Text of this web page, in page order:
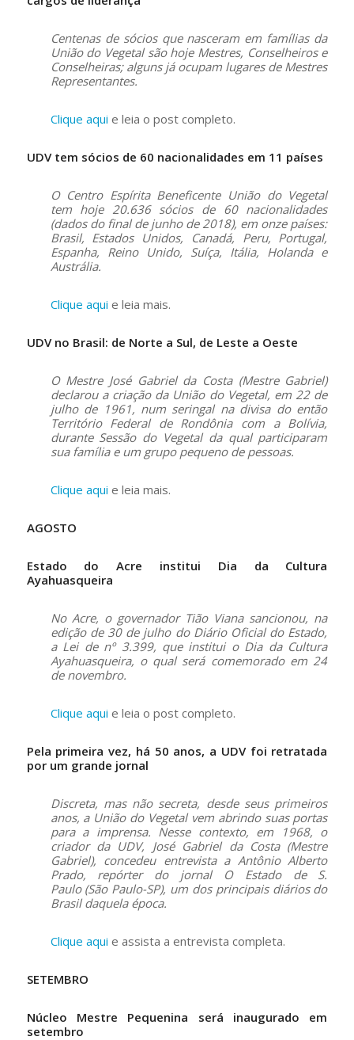
Centenas de sócios que nasceram em famílias da
União do Vegetal são hoje Mestres, Conselheiros e
Conselheiras; alguns já ocupam lugares de Mestres
Representantes.
Clique aqui e leia o post completo.
UDV tem sócios de 60 nacionalidades em 11 países
O Centro Espírita Beneficente União do Vegetal
tem hoje 20.636 sócios de 60 nacionalidades
(dados do final de junho de 2018), em onze países:
Brasil, Estados Unidos, Canadá, Peru, Portugal,
Espanha, Reino Unido, Suíça, Itália, Holanda e
Austrália.
Clique aqui e leia mais.
UDV no Brasil: de Norte a Sul, de Leste a Oeste
O Mestre José Gabriel da Costa (Mestre Gabriel)
declarou a criação da União do Vegetal, em 22 de
julho de 1961, num seringal na divisa do então
Território Federal de Rondônia com a Bolívia,
durante Sessão do Vegetal da qual participaram
sua família e um grupo pequeno de pessoas.
Clique aqui e leia mais.
AGOSTO
Estado do Acre institui Dia da Cultura
Ayahuasqueira
No Acre, o governador Tião Viana sancionou, na
edição de 30 de julho do Diário Oficial do Estado,
a Lei de nº 3.399, que institui o Dia da Cultura
Ayahuasqueira, o qual será comemorado em 24
de novembro.
Clique aqui e leia o post completo.
Pela primeira vez, há 50 anos, a UDV foi retratada
por um grande jornal
Discreta, mas não secreta, desde seus primeiros
anos, a União do Vegetal vem abrindo suas portas
para a imprensa. Nesse contexto, em 1968, o
criador da UDV, José Gabriel da Costa (Mestre
Gabriel), concedeu entrevista a Antônio Alberto
Prado, repórter do jornal O Estado de S.
Paulo (São Paulo-SP), um dos principais diários do
Brasil daquela época.
Clique aqui e assista a entrevista completa.
SETEMBRO
Núcleo Mestre Pequenina será inaugurado em
setembro